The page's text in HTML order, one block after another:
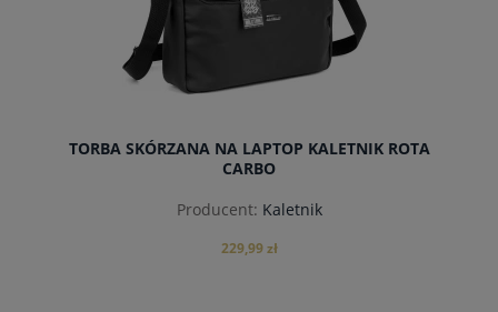
TORBA SKÓRZANA NA LAPTOP KALETNIK ROTA
CARBO
Producent: Kaletnik
229,99 zł